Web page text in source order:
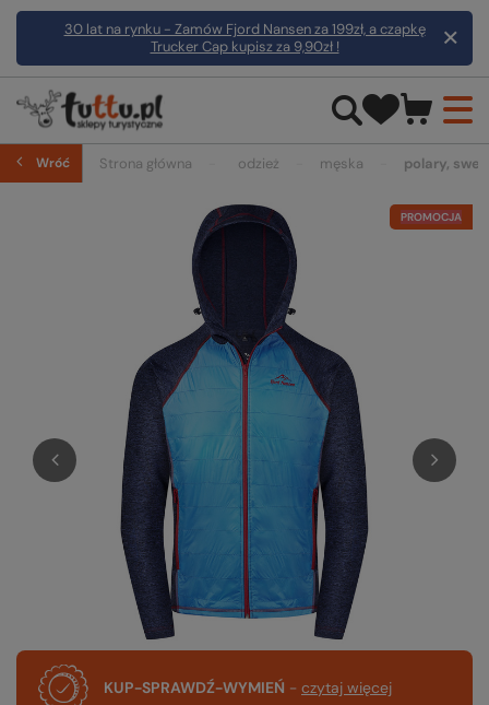
30 lat na rynku - Zamów Fjord Nansen za 199zł, a czapkę
Trucker Cap kupisz za 9,90zł !
Wróć Strona główna odzież męska polary,
PROMOCJA
KUP-SPRAWDŹ-WYMIEŃ - czytaj więcej